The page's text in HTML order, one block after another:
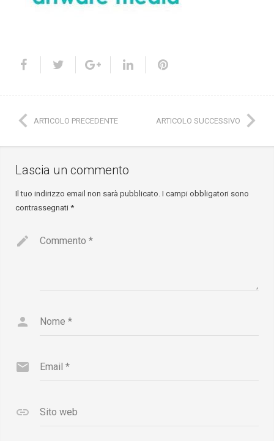
ARTICOLO PRECEDENTE ARTICOLO SUCCESSIVO
Lascia un commento
Il tuo indirizzo email non sarà pubblicato. I campi obbligatori sono
contrassegnati *
Commento *
Nome *
Email *
Sito web